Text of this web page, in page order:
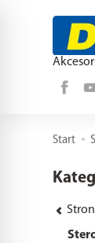
Start